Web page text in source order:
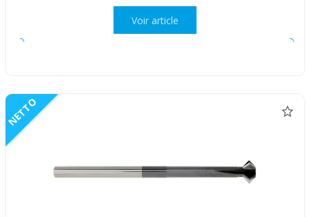
Voir article
NETTO